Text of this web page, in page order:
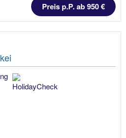
Preis p.P. ab 950 €